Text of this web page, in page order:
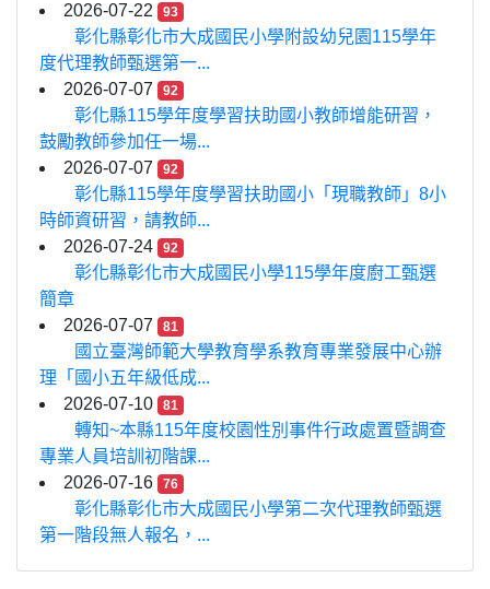
2026-07-22
93
彰化縣彰化市大成國民小學附設幼兒園115學年
度代理教師甄選第一...
2026-07-07
92
彰化縣115學年度學習扶助國小教師增能研習，
鼓勵教師參加任一場...
2026-07-07
92
彰化縣115學年度學習扶助國小「現職教師」8小
時師資研習，請教師...
2026-07-24
92
彰化縣彰化市大成國民小學115學年度廚工甄選
簡章
2026-07-07
81
國立臺灣師範大學教育學系教育專業發展中心辦
理「國小五年級低成...
2026-07-10
81
轉知~本縣115年度校園性別事件行政處置暨調查
專業人員培訓初階課...
2026-07-16
76
彰化縣彰化市大成國民小學第二次代理教師甄選
第一階段無人報名，...